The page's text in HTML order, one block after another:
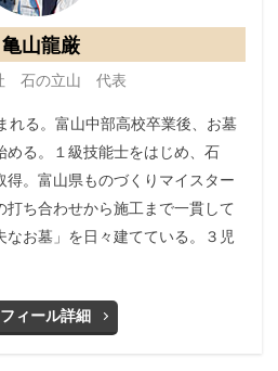
亀山龍厳
石の立山 代表
れる。富山中部高校卒業後、お墓
める。１級技能士をはじめ、石
。富山県ものづくりマイスター
打ち合わせから施工まで一貫して
お墓」を日々建てている。３児
ィール詳細